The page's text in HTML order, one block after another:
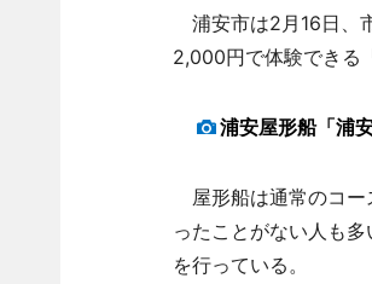
浦安市は2月16日、
2,000円で体験できる
浦安屋形船「浦
屋形船は通常のコー
ったことがない人も
を行っている。